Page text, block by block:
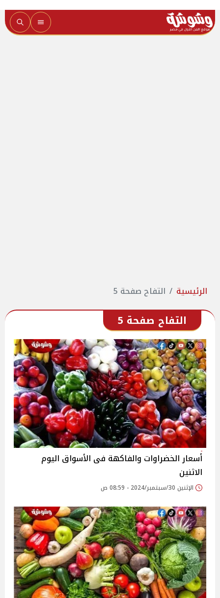
الرئيسية التفاح صفحة 5
التفاح صفحة 5
أسعار الخضراوات والفاكهة فى الأسواق‎‎ اليوم
الاثنين
الإثنين 30/سبتمبر/2024 - 08:59 ص